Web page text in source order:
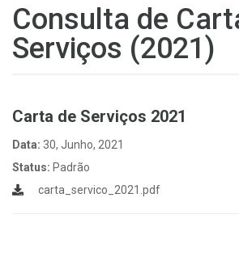
Consulta de
Serviços (2021)
Carta de Serviços 2021
Data: 30, Junho, 2021
Status: Padrão
carta_servico_2021.pdf